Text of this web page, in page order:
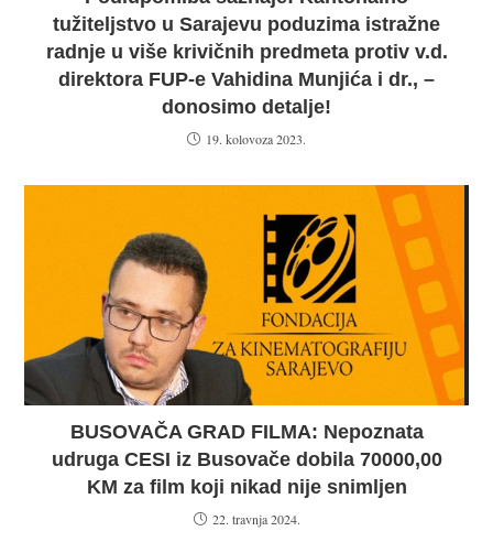
tužiteljstvo u Sarajevu poduzima istražne
radnje u više krivičnih predmeta protiv v.d.
direktora FUP-e Vahidina Munjića i dr., –
donosimo detalje!
19. kolovoza 2023.
BUSOVAČA GRAD FILMA: Nepoznata
udruga CESI iz Busovače dobila 70000,00
KM za film koji nikad nije snimljen
22. travnja 2024.